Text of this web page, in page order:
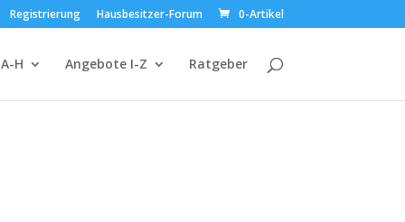
Registrierung Hausbesitzer-Forum 0-Artikel
H Angebote I-Z Ratgeber